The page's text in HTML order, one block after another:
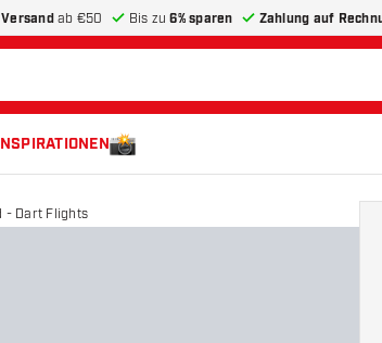
ab €50 Bis zu6% sparen Zahlung auf
- Dart Flights